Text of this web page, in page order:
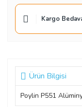
Kargo
Ürün Bilgisi
Poylin P551